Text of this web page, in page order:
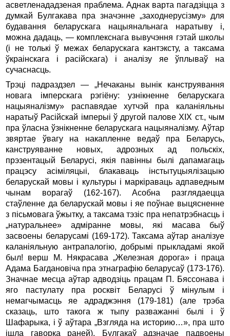
асветленададзеная праблема. Аднак варта пагадзіцца з
думкай Булгакава пра значэнне „заходнерусізму» для
будавання бела­рускага нацыянальнага наратыву і,
можна дадаць, — комплекснага вывучэння гэтай школы
(i не толькі ў межах бе­ларускага кантэксту, a таксама
ўкраінскага i расійскага) i аналізу яе ўплываў на
сучаснасць.
Трэці падраздзел — „Нечаканы вынік канструявання
новага імперскага рэгіёну: узнікненне беларускага
нацыяналізму» распавядае хутчэй пра каланіяльны
наратыў Расійскай імперыі ў другой палове XIX ст., чым
пра ўласна ўзнікненне беларускага нацыяналізму. Аўтар
звяртае ўвагу на накапленне ведаў пра Беларусь,
канструяванне новых, адрозных ад польскіх,
прэзентацый Беларусі, якія павінны былі дапамагаць
працэсу асіміляцыі, блакаваць інстытуцыялізацыю
беларускай мовы i культуры i маркіраваць адпаведным
чынам ворагаў (162-167). Асобна разглядаецца
стаўленне да беларускай мовы i яе поўнае выцясненне
з пісьмовага ўжытку, а таксама тэзіс пра непатрэбнасць i
„натуральнее» адміранне мовы, які масава быў
засвоены беларусамі (169-172). Таксама аўтар аналізуе
каланіяльную антрапалогію, добрымі прыкладамі якой
был! верш М. Някрасава „Железная дорога» i праца
Адама Багдановіча пра этнаграфію беларусаў (173-176).
Значнае месца аўтар адводзіць працам П. Бяссонава i
яго пастулату пра росквіт Беларусі ў мінулым i
немагчымасць яе адраджэння (179-181) (але трэба
сказаць, што такога ж тыпу разважанні былі i ў
Шафарыка, i ў аўтара „Взгляда на историю…», пра што
ішла гаворка раней). Булгакаў адзначае падвоены